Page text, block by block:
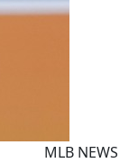
MLB NEWS